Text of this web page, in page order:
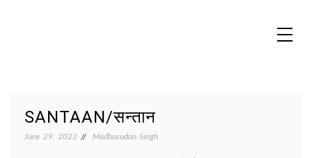
SANTAAN/सन्तान
June 29, 2022 Madhusudan Singh